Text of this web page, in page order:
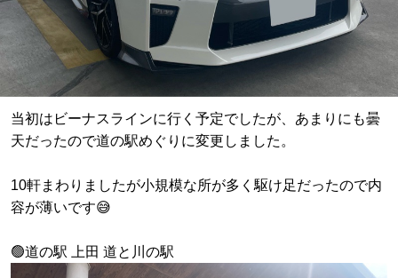
当初はビーナスラインに行く予定でしたが、あまりにも曇
天だったので道の駅めぐりに変更しました。
10軒まわりましたが小規模な所が多く駆け足だったので内
容が薄いです😅
🟢道の駅 上田 道と川の駅